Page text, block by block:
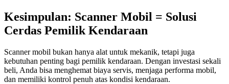
Kesimpulan: Scanner Mobil = Solusi
Cerdas Pemilik Kendaraan
Scanner mobil bukan hanya alat untuk mekanik, tetapi juga
kebutuhan penting bagi pemilik kendaraan. Dengan investasi sekali
beli, Anda bisa menghemat biaya servis, menjaga performa mobil,
dan memiliki kontrol penuh atas kondisi kendaraan.